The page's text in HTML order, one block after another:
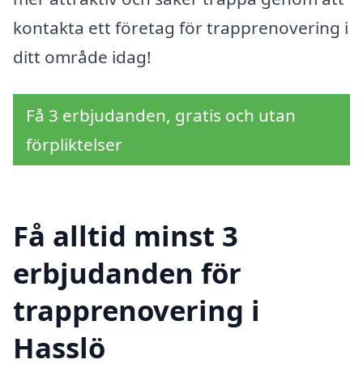
kontakta ett företag för trapprenovering i
ditt område idag!
Få 3 erbjudanden, gratis och utan
förpliktelser
Få alltid minst 3
erbjudanden för
trapprenovering i
Hasslö